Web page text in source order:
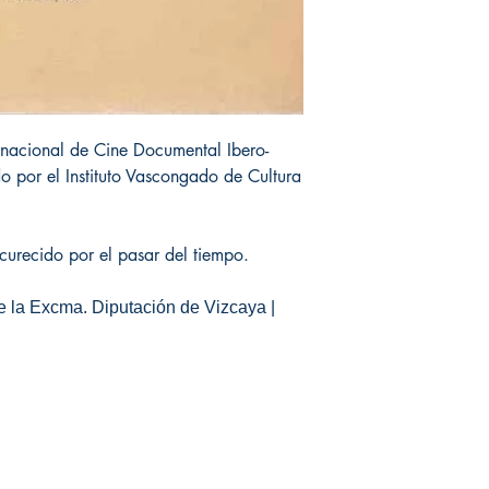
de Cine Documental Ibero-
por el Instituto Vascongado de Cultura
por el pasar del tiempo.
Excma. Diputación de Vizcaya |